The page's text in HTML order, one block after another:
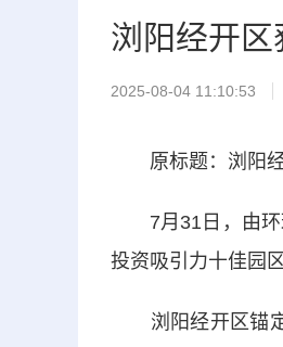
浏阳经开区
2025-08-04 11:10:53
原标题：浏阳经
7月31日，由环
投资吸引力十佳园
浏阳经开区锚定“